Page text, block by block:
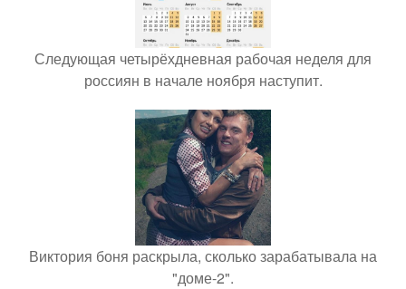
Следующая четырёхдневная рабочая неделя для
россиян в начале ноября наступит.
Виктория боня раскрыла, сколько зарабатывала на
"доме-2".